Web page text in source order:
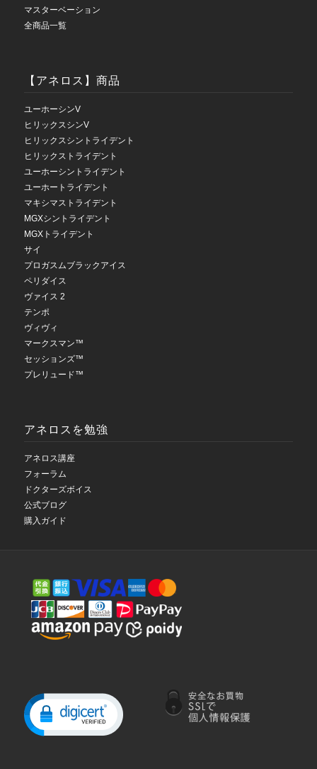
マスターベーション
全商品一覧
【アネロス】商品
ユーホーシンV
ヒリックスシンV
ヒリックスシントライデント
ヒリックストライデント
ユーホーシントライデント
ユーホートライデント
マキシマストライデント
MGXシントライデント
MGXトライデント
サイ
プロガスムブラックアイス
ペリダイス
ヴァイス 2
テンポ
ヴィヴィ
マークスマン™
セッションズ™
プレリュード™
アネロスを勉強
アネロス講座
フォーラム
ドクターズボイス
公式ブログ
購入ガイド